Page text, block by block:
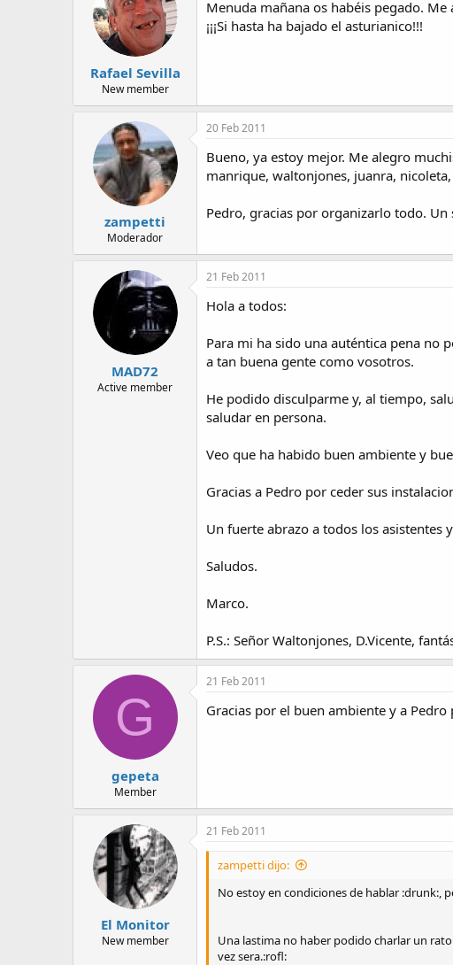
Rafael Sevilla
New member
Menuda mañana os habéis pegado.
¡¡¡Si hasta ha bajado el asturianico!!!
zampetti
Moderador
20 Feb 2011
Bueno, ya estoy mejor. Me alegro
manrique, waltonjones, juanra,
Pedro, gracias por organizarlo todo. Un
MAD72
Active member
21 Feb 2011
Hola a todos:
Para mi ha sido una auténtica pena no
a tan buena gente como vosotros.
He podido disculparme y, al tiempo,
saludar en persona.
Veo que ha habido buen ambiente y
Gracias a Pedro por ceder sus
Un fuerte abrazo a todos los asistentes
Saludos.
Marco.
P.S.: Señor Waltonjones, D.Vicente,
G
gepeta
Member
21 Feb 2011
Gracias por el buen ambiente y a
El Monitor
New member
21 Feb 2011
zampetti dijo:
No estoy en condiciones de hablar :drunk:,
Una lastima no haber podido charlar un
vez sera.:rofl: